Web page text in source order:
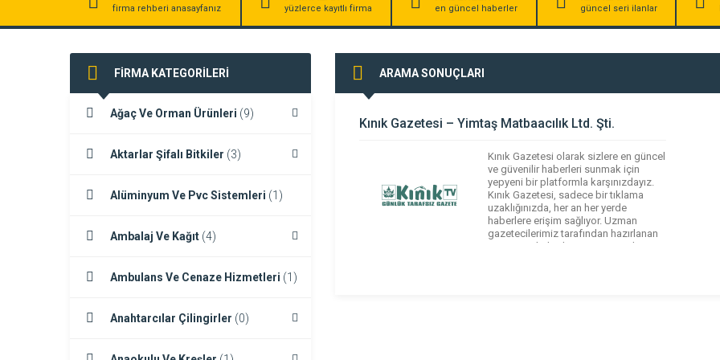
firma rehberi anasayfanız yüzlerce kayıtlı firma en güncel haberler güncel seri ilanlar
FİRMA KATEGORİLERİ
Ağaç Ve Orman Ürünleri (9)
Aktarlar Şifalı Bitkiler (3)
Alüminyum Ve Pvc Sistemleri (1)
Ambalaj Ve Kağıt (4)
Ambulans Ve Cenaze Hizmetleri (1)
Anahtarcılar Çilingirler (0)
ARAMA SONUÇLARI
Kınık Gazetesi – Yimtaş Matbaacılık Ltd. Şti.
Kınık Gazetesi olarak sizlere en güncel
ve güvenilir haberleri sunmak için
yepyeni bir platformla karşınızdayız.
Kınık Gazetesi, sadece bir tıklama
uzaklığınızda, her an her yerde
haberlere erişim sağlıyor. Uzman
gazetecilerimiz tarafından hazırlanan
Osmaniye haberlerine en güncel ve